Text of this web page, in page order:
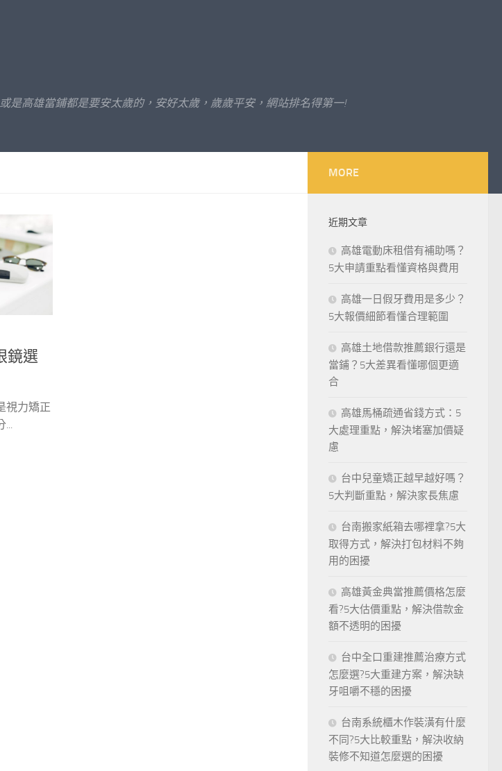
是高雄當鋪都是要安太歲的，安好太歲，歲歲平安，網站排名得第一!
鏡選
視力矯正
...
MORE
近期文章
高雄電動床租借有補助嗎？
5大申請重點看懂資格與費用
高雄一日假牙費用是多少？
5大報價細節看懂合理範圍
高雄土地借款推薦銀行還是
當鋪？5大差異看懂哪個更適
合
高雄馬桶疏通省錢方式：5
大處理重點，解決堵塞加價疑
慮
台中兒童矯正越早越好嗎？
5大判斷重點，解決家長焦慮
台南搬家紙箱去哪裡拿?5大
取得方式，解決打包材料不夠
用的困擾
高雄黃金典當推薦價格怎麼
看?5大估價重點，解決借款金
額不透明的困擾
台中全口重建推薦治療方式
怎麼選?5大重建方案，解決缺
牙咀嚼不穩的困擾
台南系統櫃木作裝潢有什麼
不同?5大比較重點，解決收納
裝修不知道怎麼選的困擾